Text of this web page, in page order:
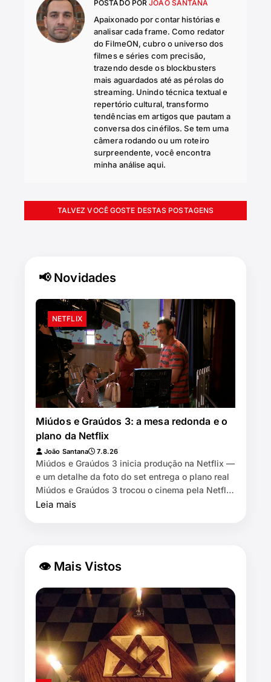
POSTADO POR JOÃO SANTANA
Apaixonado por contar histórias e
analisar cada frame. Como redator
do FilmeON, cubro o universo dos
filmes e séries com precisão,
trazendo desde os blockbusters
mais aguardados até as pérolas do
streaming. Unindo técnica textual e
repertório cultural, transformo
tendências em artigos que pautam a
conversa dos cinéfilos. Se tem uma
câmera rodando ou um roteiro
surpreendente, você encontra
minha análise aqui.
TALVEZ VOCÊ GOSTE DESTAS POSTAGENS
📢 Novidades
NETFLIX
Miúdos e Graúdos 3: a mesa redonda e o
plano da Netflix
João Santana 7.8.26
Miúdos e Graúdos 3 inicia produção na Netflix —
e um detalhe da foto do set entrega o plano real
Miúdos e Graúdos 3 trocou o cinema pela Netflix
⏱️ 7 min de leitura …
Leia mais
👁 Mais Vistos